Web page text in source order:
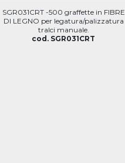
SGR031CRT -500 graffette in FIBRE
DI LEGNO per legatura/palizzatura
tralci manuale.
cod. SGR031CRT